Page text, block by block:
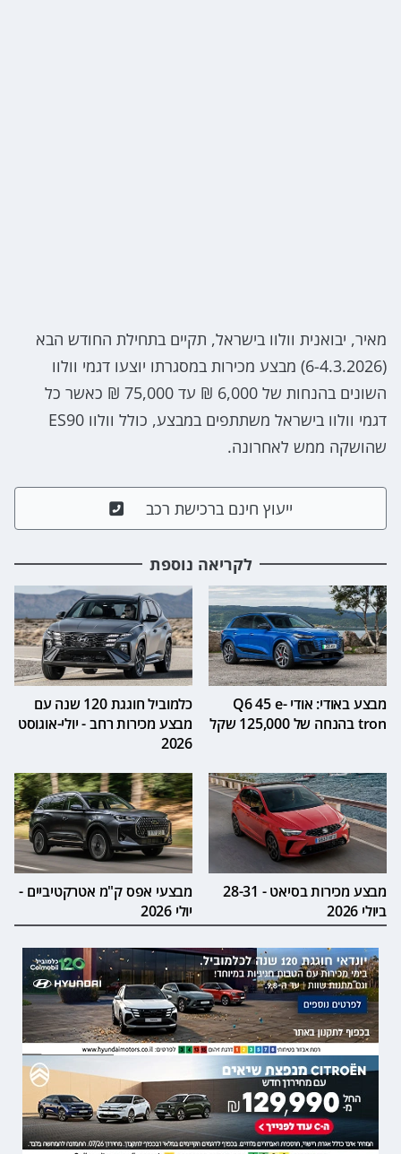
מאיר, יבואנית וולוו בישראל, תקיים בתחילת החודש הבא
(6-4.3.2026) מבצע מכירות במסגרתו יוצעו דגמי וולוו
השונים בהנחות של 6,000 ₪ עד 75,000 ₪ כאשר כל
דגמי וולוו בישראל משתתפים במבצע, כולל וולוו ES90
שהושקה ממש לאחרונה.
ייעוץ חינם ברכישת רכב
לקריאה נוספת
מבצע באודי: אודי Q6 45 e-
tron בהנחה של 125,000 שקל
כלמוביל חוגגת 120 שנה עם
מבצע מכירות רחב - יולי-אוגוסט
2026
מבצע מכירות בסיאט - 28-31
ביולי 2026
מבצעי אפס ק"מ אטרקטיביים -
יולי 2026